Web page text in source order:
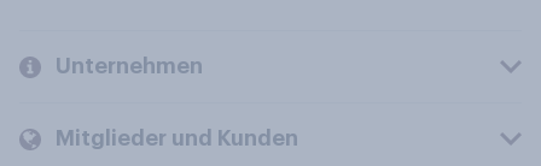
Unternehmen
Mitglieder und Kunden